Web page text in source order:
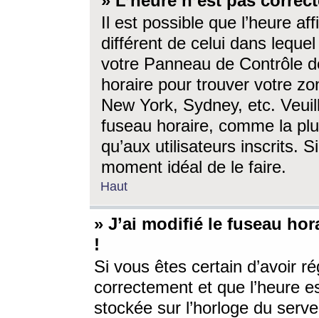
Il est possible que l’heure
différent de celui dans
votre Panneau de Contrôle
horaire pour trouver votre
New York, Sydney, etc.
fuseau horaire, comme la
qu’aux utilisateurs inscrits.
moment idéal de le faire.
Haut
» J’ai modifié le fuseau
!
Si vous êtes certain d’avoir
correctement et que l’heure
stockée sur l’horloge du